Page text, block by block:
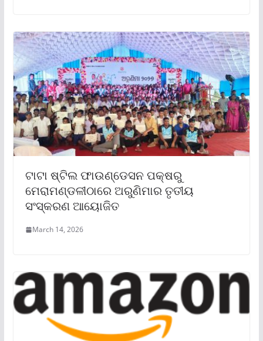
ଟାଟା ଷ୍ଟିଲ ଫାଉଣ୍ଡେସନ ପକ୍ଷରୁ
ମେରାମଣ୍ଡଳୀଠାରେ ଅରୁଣିମାର ତୃତୀୟ
ସଂସ୍କରଣ ଆୟୋଜିତ
March 14, 2026